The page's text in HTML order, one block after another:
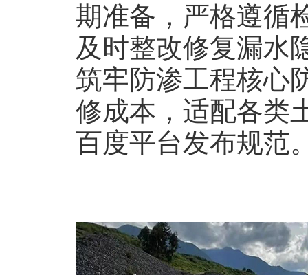
期准备，严格遵循
及时整改修复漏水
筑牢防渗工程核心
修成本，适配各类
百度平台发布规范